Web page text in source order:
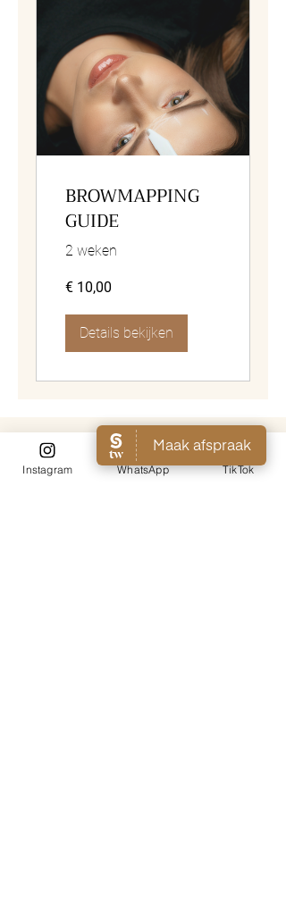
BROWMAPPING
GUIDE
2 weken
€ 10,00
Details bekijken
Adres
Instagram WhatsApp TikTok